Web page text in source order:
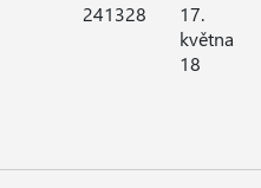
241328
17.
května
18